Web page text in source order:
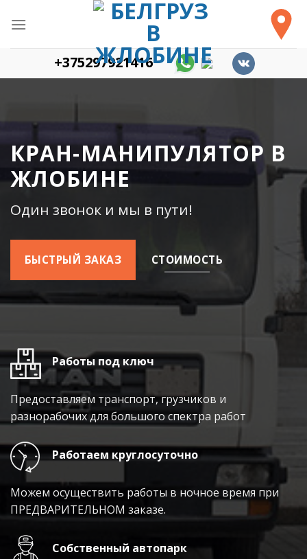
+375297921416
КРАН-МАНИПУЛЯТОР В
ЖЛОБИНЕ
Один звонок и мы в пути!
БЫСТРЫЙ ЗАКАЗ СТОИМОСТЬ
Работы под ключ
Предоставляем транспорт, грузчиков и
разнорабочих для большого спектра работ
Работаем круглосуточно
Можем осуществить работы в ночное время при
ПРЕДВАРИТЕЛЬНОМ заказе.
Собственный автопарк